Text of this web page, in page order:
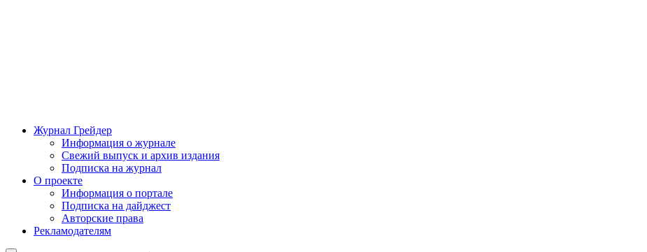
Журнал Грейдер
Информация о журнале
Свежий выпуск и архив издания
Подписка на журнал
О проекте
Информация о портале
Подписка на дайджест
Авторские права
Рекламодателям